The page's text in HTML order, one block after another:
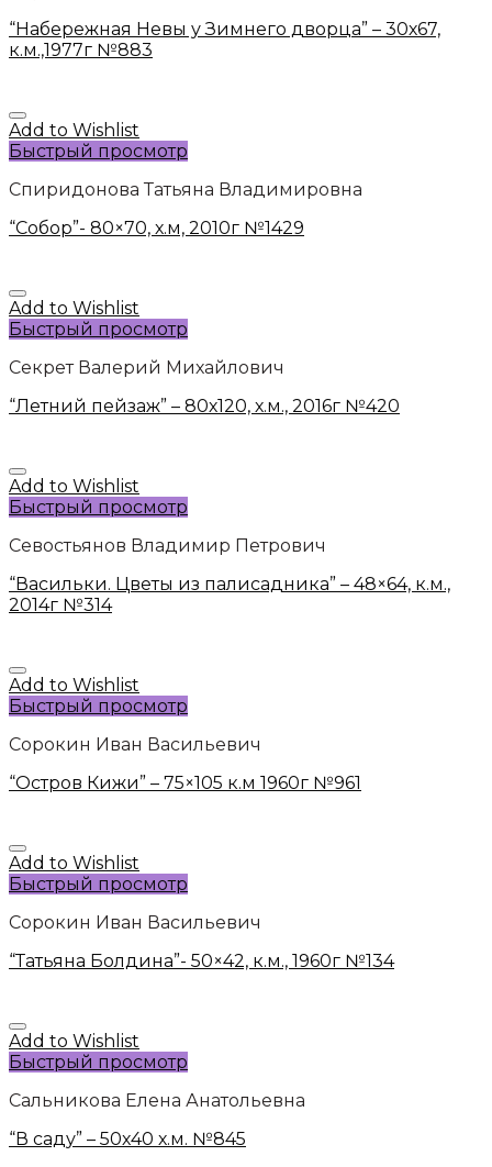
“Набережная Невы у Зимнего дворца” – 30х67,
к.м.,1977г №883
Add to Wishlist
Быстрый просмотр
Спиридонова Татьяна Владимировна
“Собор”- 80×70, х.м, 2010г №1429
Add to Wishlist
Быстрый просмотр
Секрет Валерий Михайлович
“Летний пейзаж” – 80х120, х.м., 2016г №420
Add to Wishlist
Быстрый просмотр
Севостьянов Владимир Петрович
“Васильки. Цветы из палисадника” – 48×64, к.м.,
2014г №314
Add to Wishlist
Быстрый просмотр
Сорокин Иван Васильевич
“Остров Кижи” – 75×105 к.м 1960г №961
Add to Wishlist
Быстрый просмотр
Сорокин Иван Васильевич
“Татьяна Болдина”- 50×42, к.м., 1960г №134
Add to Wishlist
Быстрый просмотр
Сальникова Елена Анатольевна
“В саду” – 50х40 х.м. №845